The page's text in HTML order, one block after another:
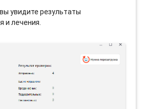
увидите результаты
и лечения.